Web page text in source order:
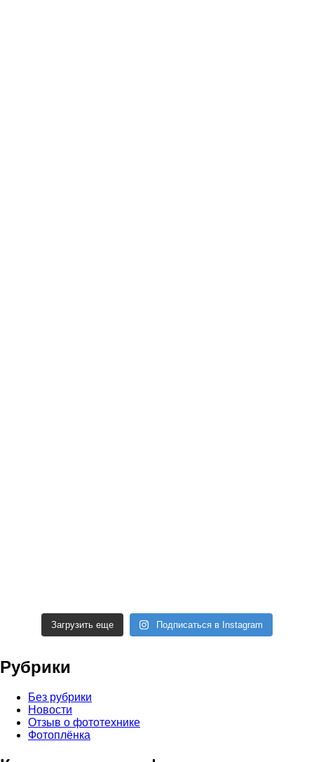
Загрузить еще Подписаться в Instagram
Рубрики
Без рубрики
Новости
Отзыв о фототехнике
Фотоплёнка